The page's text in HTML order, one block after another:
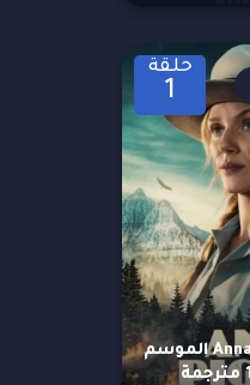
حلقة
1
مسلسل Anna Pigeon الموسم